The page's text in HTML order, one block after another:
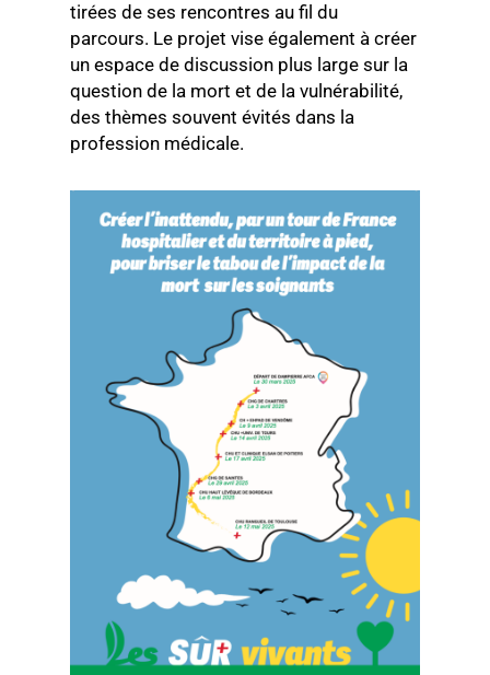
tirées de ses rencontres au fil du
parcours. Le projet vise également à créer
un espace de discussion plus large sur la
question de la mort et de la vulnérabilité,
des thèmes souvent évités dans la
profession médicale.